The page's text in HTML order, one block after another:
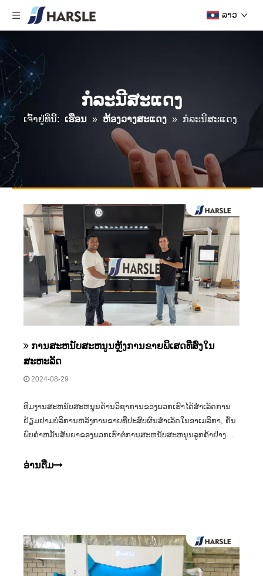
ລາວ
ກໍລະນີສະແດງ
ເຈົ້າ​ຢູ່​ທີ່​ນີ້: ເຮືອນ » ຫ້ອງວາງສະແດງ » ກໍລະນີສະແດງ
ການສະຫນັບສະຫນູນຫຼັງການຂາຍພິເສດທີ່ສົ່ງໃນ
ສະຫະລັດ
2024-08-29
ທີມງານສະຫນັບສະຫນູນດ້ານວິຊາການຂອງພວກເຮົາໄດ້ສໍາເລັດການ
ຢ້ຽມຢາມບໍລິການຫລັງການຂາຍທີ່ປະສົບຜົນສໍາເລັດໃນອາເມລິກາ, ຄົ້ນ
ພົບຄໍາຫມັ້ນສັນຍາຂອງພວກເຮົາຕໍ່ການສະຫນັບສະຫນູນລູກຄ້າຢ່າງ
ອ່ານ​ຕື່ມ